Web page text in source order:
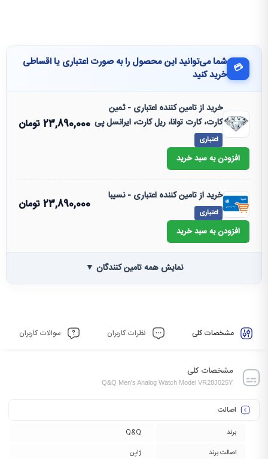
💳 شما می‌توانید این محصول را به صورت اعتباری یا اقساطی
خرید کنید
خرید از تامین کننده اعتباری - ثمین
کارت، کارت توانا، ریل کارت، ایرانسل پی
اعتباری
23,890,000تومان
افزودن به سبد خرید
خرید از تامین کننده اعتباری - نسیبا
اعتباری
23,890,000تومان
افزودن به سبد خرید
نمایش همه تامین کنندگان ▼
مشخصات کلی نظرات کاربران سوالات کاربران
مشخصات کلی
Q&Q Men's Analog Watch Model VR28J025Y
اصالت
برند
Q&Q
اصالت برند
ژاپن